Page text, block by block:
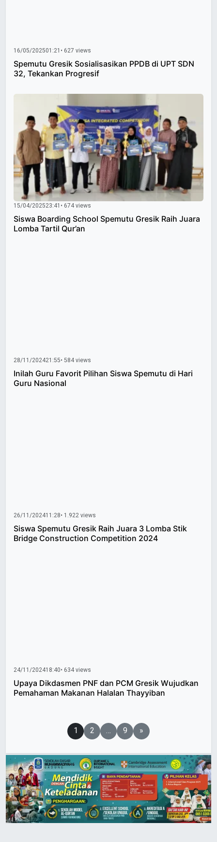
16/05/202501:21 • 627 views
Spemutu Gresik Sosialisasikan PPDB di UPT SDN
32, Tekankan Progresif
15/04/202523:41 • 674 views
Siswa Boarding School Spemutu Gresik Raih Juara
Lomba Tartil Qur’an
28/11/202421:55• 584 views
Inilah Guru Favorit Pilihan Siswa Spemutu di Hari
Guru Nasional
26/11/202411:28• 1.922 views
Siswa Spemutu Gresik Raih Juara 3 Lomba Stik
Bridge Construction Competition 2024
24/11/202418:40• 634 views
Upaya Dikdasmen PNF dan PCM Gresik Wujudkan
Pemahaman Makanan Halalan Thayyiban
1 2 … 9 »